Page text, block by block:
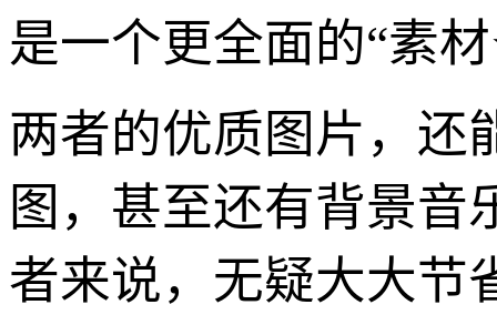
是一个更全面的“素
两者的优质图片，还
图，甚至还有背景音
者来说，无疑大大节